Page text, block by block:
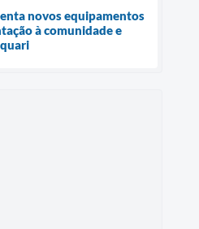
novos equipamentos
à comunidade e